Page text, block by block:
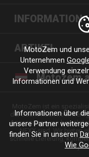
INFORMATION
ARTIKEL
der Suche nach
Accessoires von
NEXX sind. Wir bieten
schnelle Lieferung,
MotoZem und
Unternehmen
Verwendung
Informationen und
Informationen über
unsere Partner
finden Sie in unseren
Wie